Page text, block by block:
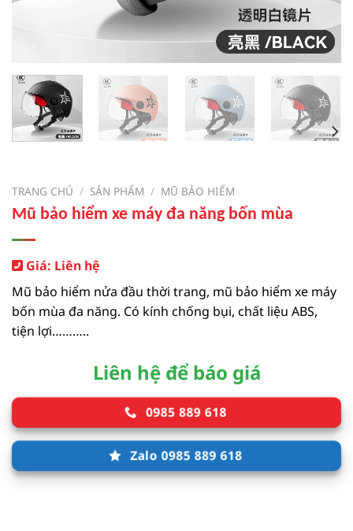
TRANG CHỦ / SẢN PHẨM / MŨ BẢO HIỂM
Mũ bảo hiểm xe máy đa năng bốn mùa
Giá: Liên hệ
Mũ bảo hiểm nửa đầu thời trang, mũ bảo hiểm xe máy
bốn mùa đa năng. Có kính chống bụi, chất liệu ABS,
tiện lợi………..
Liên hệ để báo giá
0985 889 618
Zalo 0985 889 618